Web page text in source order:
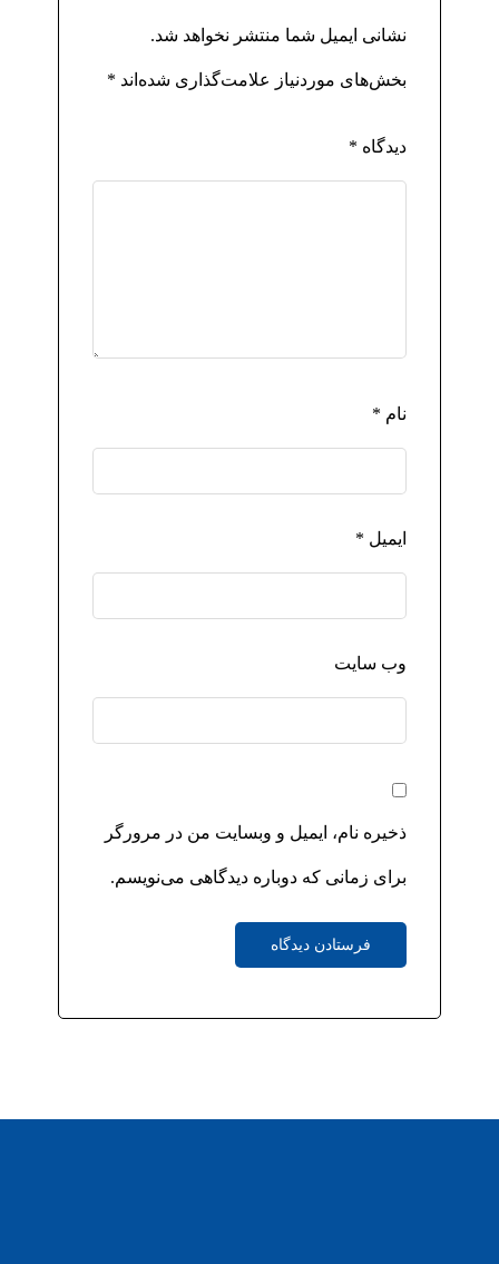
نشانی ایمیل شما منتشر نخواهد شد.
بخش‌های موردنیاز علامت‌گذاری شده‌اند *
دیدگاه *
نام *
ایمیل *
وب‌ سایت
ذخیره نام، ایمیل و وبسایت من در مرورگر
برای زمانی که دوباره دیدگاهی می‌نویسم.